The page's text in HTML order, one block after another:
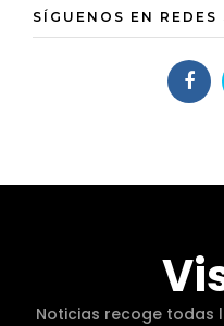
SÍGUENOS EN REDES
Noticias recoge todas